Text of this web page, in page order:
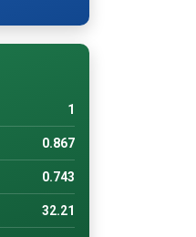
1
0.867
0.743
32.21